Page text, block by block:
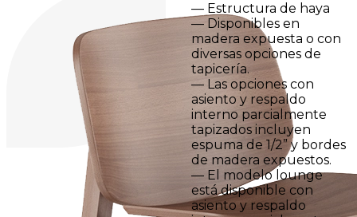
— Estructura de haya
— Disponibles en
madera expuesta o con
diversas opciones de
tapicería.
— Las opciones con
asiento y respaldo
interno parcialmente
tapizados incluyen
espuma de 1/2” y bordes
de madera expuestos.
— El modelo lounge
está disponible con
asiento y respaldo